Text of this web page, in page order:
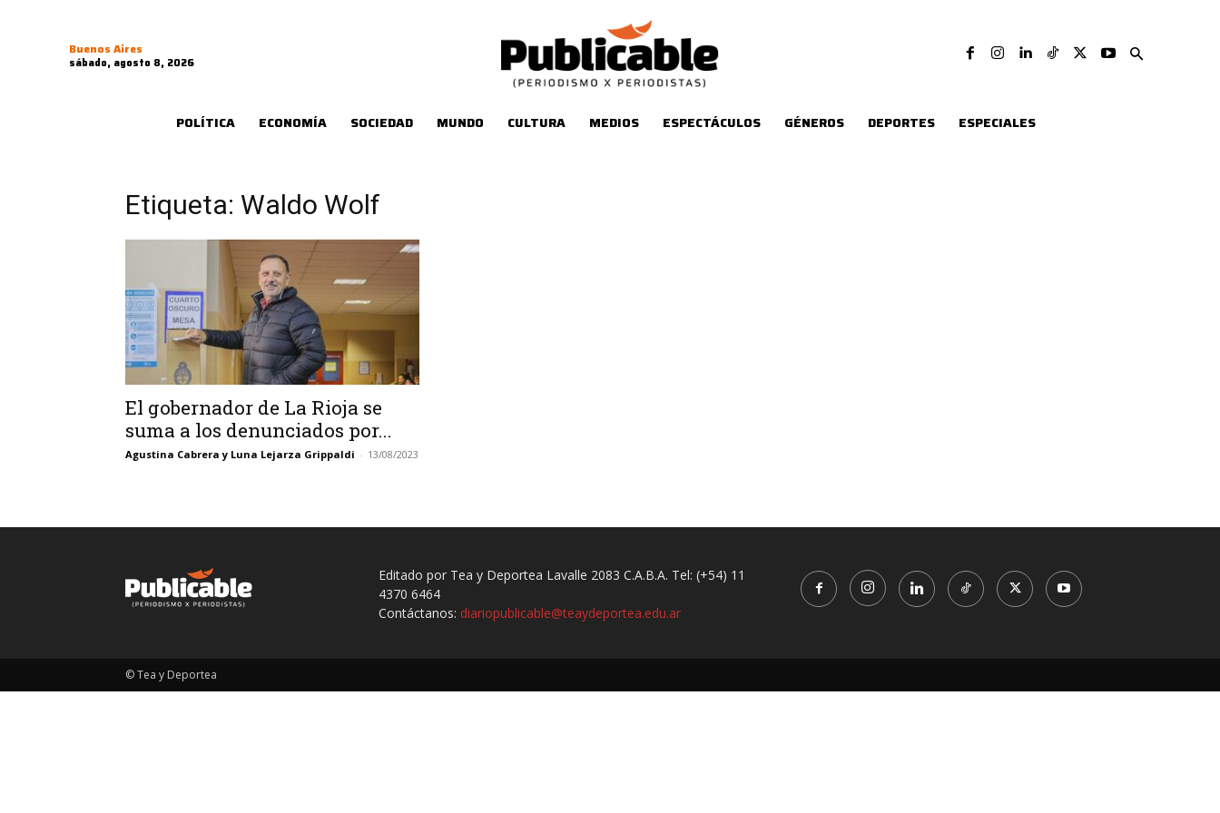
Buenos Aires
sábado, agosto 8, 2026
POLÍTICA ECONOMÍA SOCIEDAD MUNDO CULTURA MEDIOS ESPECTÁCULOS GÉNEROS DEPORTES ESPECIALES
Etiqueta: Waldo Wolf
El gobernador de La Rioja se
suma a los denunciados por...
Agustina Cabrera y Luna Lejarza Grippaldi - 13/08/2023
Editado por Tea y Deportea Lavalle 2083 C.A.B.A. Tel: (+54) 11
4370 6464
Contáctanos: diariopublicable@teaydeportea.edu.ar
© Tea y Deportea